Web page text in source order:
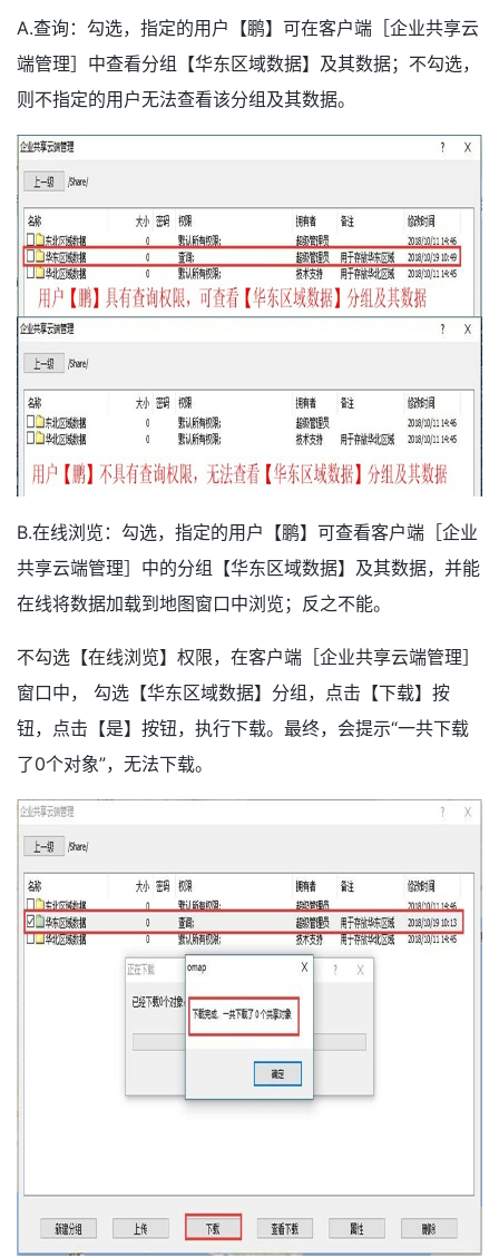
A.查询：勾选，指定的用户【鹏】可在客户端［企业共享云
端管理］中查看分组【华东区域数据】及其数据；不勾选，
则不指定的用户无法查看该分组及其数据。
B.在线浏览：勾选，指定的用户【鹏】可查看客户端［企业
共享云端管理］中的分组【华东区域数据】及其数据，并能
在线将数据加载到地图窗口中浏览；反之不能。
不勾选【在线浏览】权限，在客户端［企业共享云端管理］
窗口中， 勾选【华东区域数据】分组，点击【下载】按
钮，点击【是】按钮，执行下载。最终，会提示“一共下载
了0个对象”，无法下载。